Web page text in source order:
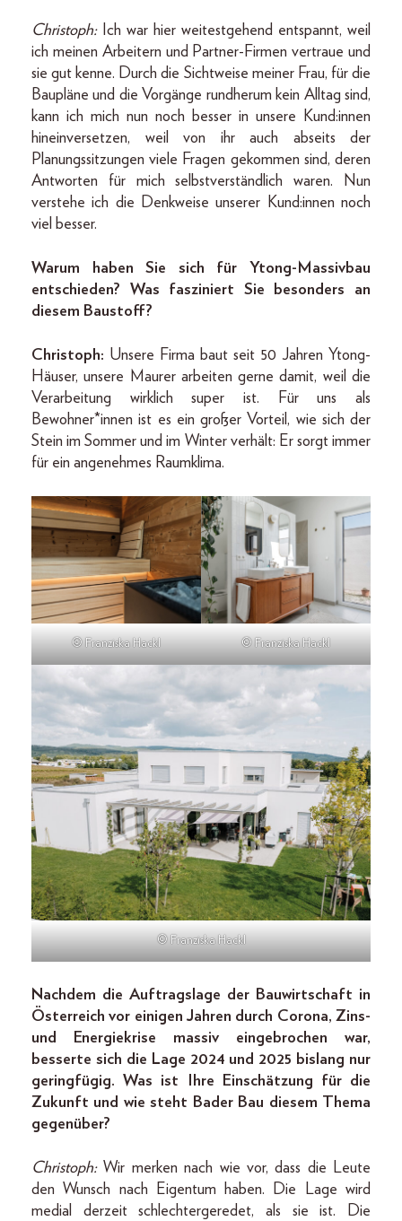
Christoph: Ich war hier weitestgehend entspannt, weil
ich meinen Arbeitern und Partner-­Firmen vertraue und
sie gut kenne. Durch die Sichtweise meiner Frau, für die
Baupläne und die Vorgänge rundherum kein Alltag sind,
kann ich mich nun noch besser in unsere Kund:innen
hineinversetzen, weil von ihr auch abseits der
Planungssitzungen viele Fragen gekommen sind, deren
Antworten für mich selbstverständlich waren. Nun
verstehe ich die Denkweise unserer Kund:innen noch
viel besser.
Warum haben Sie sich für Ytong-Massivbau
entschieden? Was fasziniert Sie besonders an
diesem Baustoff?
Christoph: Unsere Firma baut seit 50 Jahren Ytong-
Häuser, unsere Maurer arbeiten gerne damit, weil die
Verarbeitung wirklich super ist. Für uns als
Bewohner*innen ist es ein großer Vorteil, wie sich der
Stein im Sommer und im Winter verhält: Er sorgt immer
für ein angenehmes Raumklima.
© Franziska Hackl © Franziska Hackl
© Franziska Hackl
Nachdem die Auftragslage der Bauwirtschaft in
Österreich vor einigen Jahren durch Corona, Zins-
und Energiekrise massiv eingebrochen war,
besserte sich die Lage 2024 und 2025 bislang nur
geringfügig. Was ist Ihre Einschätzung für die
Zukunft und wie steht Bader Bau diesem Thema
gegenüber?
Christoph: Wir merken nach wie vor, dass die Leute
den Wunsch nach Eigentum haben. Die Lage wird
medial derzeit schlechtergeredet, als sie ist. Die